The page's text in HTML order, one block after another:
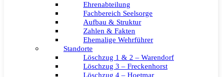
Ehrenabteilung
Fachbereich Seelsorge
Aufbau & Struktur
Zahlen & Fakten
Ehemalige Wehrführer
Standorte
Löschzug 1 & 2 – Warendorf
Löschzug 3 – Freckenhorst
Löschzug 4 – Hoetmar